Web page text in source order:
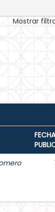
Mostrar